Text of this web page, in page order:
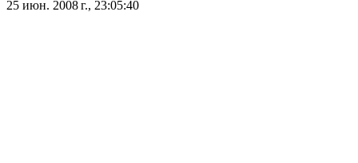
25 июн. 2008 г., 23:05:40